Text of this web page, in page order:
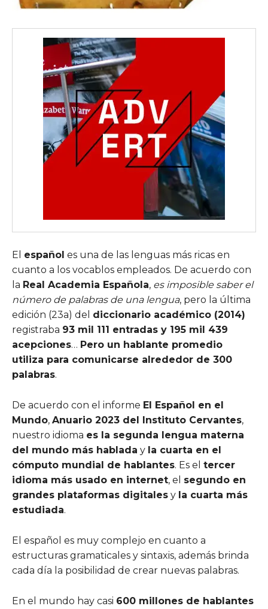
El español es una de las lenguas más ricas en
cuanto a los vocablos empleados. De acuerdo con
la Real Academia Española, es imposible saber el
número de palabras de una lengua, pero la última
edición (23a) del diccionario académico (2014)
registraba 93 mil 111 entradas y 195 mil 439
acepciones… Pero un hablante promedio
utiliza para comunicarse alrededor de 300
palabras.
De acuerdo con el informe El Español en el
Mundo, Anuario 2023 del Instituto Cervantes,
nuestro idioma es la segunda lengua materna
del mundo más hablada y la cuarta en el
cómputo mundial de hablantes. Es el tercer
idioma más usado en internet, el segundo en
grandes plataformas digitales y la cuarta más
estudiada.
El español es muy complejo en cuanto a
estructuras gramaticales y sintaxis, además brinda
cada día la posibilidad de crear nuevas palabras.
En el mundo hay casi 600 millones de hablantes